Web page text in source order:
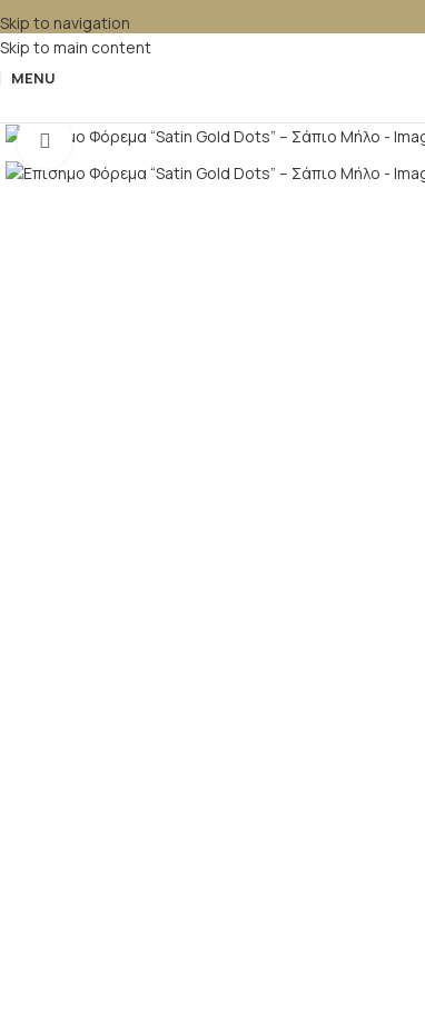
Skip to navigation
Skip to main content
MENU
Κλικ για μεγέθυνση